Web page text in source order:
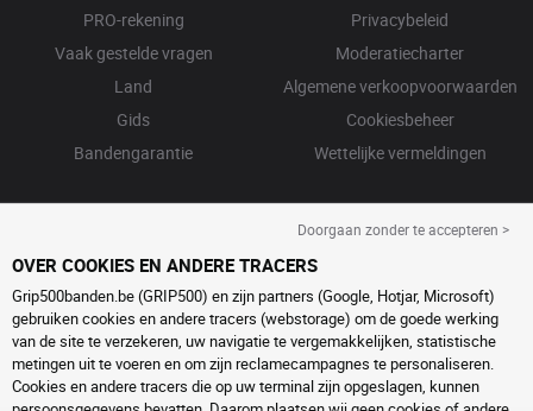
PRO-rekening
Vaak gestelde vragen
Land
Gids
Bandengarantie
Privacybeleid
Moderatiecharter
Algemene verkoopvoorwaarden
Cookiesbeheer
Wettelijke vermeldingen
Doorgaan zonder te accepteren >
OVER COOKIES EN ANDERE TRACERS
Grip500banden.be (GRIP500) en zijn partners (Google, Hotjar, Microsoft)
gebruiken cookies en andere tracers (webstorage) om de goede werking
van de site te verzekeren, uw navigatie te vergemakkelijken, statistische
metingen uit te voeren en om zijn reclamecampagnes te personaliseren.
Cookies en andere tracers die op uw terminal zijn opgeslagen, kunnen